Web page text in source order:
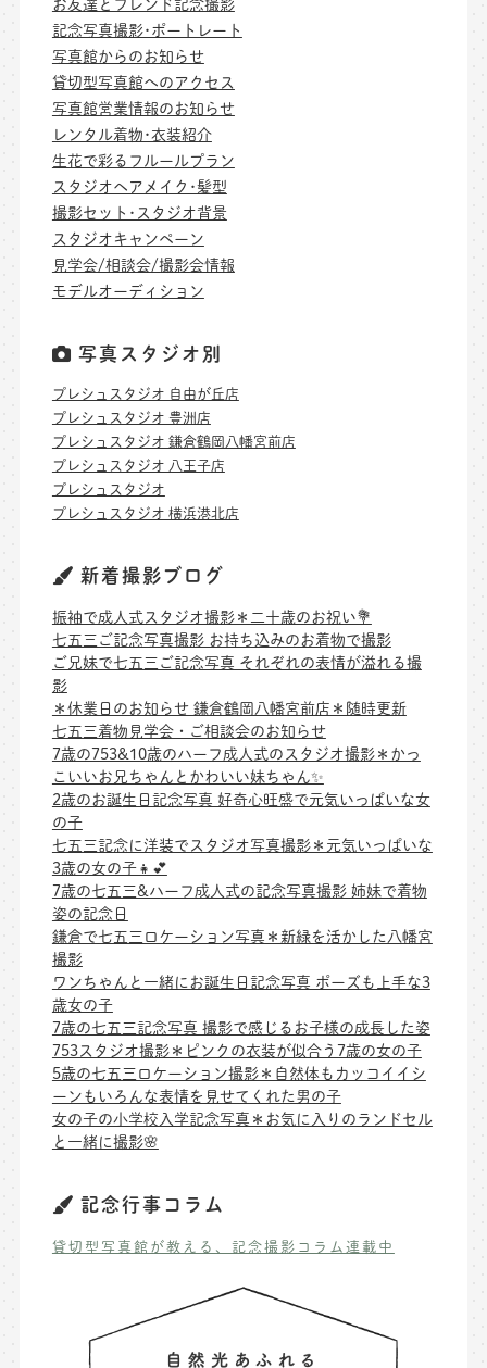
記念写真撮影･ポートレート
写真館からのお知らせ
貸切型写真館へのアクセス
写真館営業情報のお知らせ
レンタル着物･衣装紹介
生花で彩るフルールプラン
スタジオヘアメイク･髪型
撮影セット･スタジオ背景
スタジオキャンペーン
見学会/相談会/撮影会情報
モデルオーディション
写真スタジオ別
プレシュスタジオ 自由が丘店
プレシュスタジオ 豊洲店
プレシュスタジオ 鎌倉鶴岡八幡宮前店
プレシュスタジオ 八王子店
プレシュスタジオ
プレシュスタジオ 横浜港北店
新着撮影ブログ
振袖で成人式スタジオ撮影＊二十歳のお祝い💐
七五三ご記念写真撮影 お持ち込みのお着物で撮影
ご兄妹で七五三ご記念写真 それぞれの表情が溢れる撮
影
＊休業日のお知らせ 鎌倉鶴岡八幡宮前店＊随時更新
七五三着物見学会・ご相談会のお知らせ
7歳の753&10歳のハーフ成人式のスタジオ撮影＊かっ
こいいお兄ちゃんとかわいい妹ちゃん✨
2歳のお誕生日記念写真 好奇心旺盛で元気いっぱいな女
の子
七五三記念に洋装でスタジオ写真撮影＊元気いっぱいな
3歳の女の子👧💕
7歳の七五三&ハーフ成人式の記念写真撮影 姉妹で着物
姿の記念日
鎌倉で七五三ロケーション写真＊新緑を活かした八幡宮
撮影
ワンちゃんと一緒にお誕生日記念写真 ポーズも上手な3
歳女の子
7歳の七五三記念写真 撮影で感じるお子様の成長した姿
753スタジオ撮影＊ピンクの衣装が似合う7歳の女の子
5歳の七五三ロケーション撮影＊自然体もカッコイイシ
ーンもいろんな表情を見せてくれた男の子
女の子の小学校入学記念写真＊お気に入りのランドセル
と一緒に撮影🌸
記念行事コラム
貸切型写真館が教える、記念撮影コラム連載中